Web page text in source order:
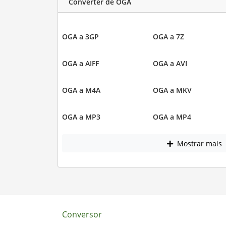
OGA a 3GP OGA a 7Z
OGA a AIFF OGA a AVI
OGA a M4A OGA a MKV
OGA a MP3 OGA a MP4
Mostrar mais
Conversor